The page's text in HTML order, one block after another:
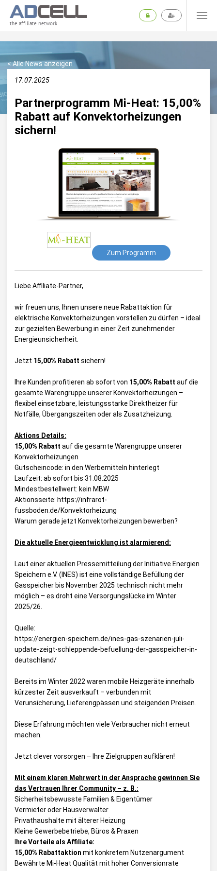
the affiliate network
< Alle News anzeigen
17.07.2025
Partnerprogramm Mi-Heat: 15,00%
Rabatt auf Konvektorheizungen
sichern!
Zum Programm
Liebe Affiliate-Partner,
wir freuen uns, Ihnen unsere neue Rabattaktion für
elektrische Konvektorheizungen vorstellen zu dürfen – ideal
zur gezielten Bewerbung in einer Zeit zunehmender
Energieunsicherheit.
Jetzt 15,00% Rabatt sichern!
Ihre Kunden profitieren ab sofort von 15,00% Rabatt auf die
gesamte Warengruppe unserer Konvektorheizungen –
flexibel einsetzbare, leistungsstarke Direktheizer für
Notfälle, Übergangszeiten oder als Zusatzheizung.
Aktions Details:
15,00% Rabatt auf die gesamte Warengruppe unserer
Konvektorheizungen
Gutscheincode: in den Werbemitteln hinterlegt
Laufzeit: ab sofort bis 31.08.2025
Mindestbestellwert: kein MBW
Aktionsseite: https://infrarot-
fussboden.de/Konvektorheizung
Warum gerade jetzt Konvektorheizungen bewerben?
Die aktuelle Energieentwicklung ist alarmierend:
Laut einer aktuellen Pressemitteilung der Initiative Energien
Speichern e.V. (INES) ist eine vollständige Befüllung der
Gasspeicher bis November 2025 technisch nicht mehr
möglich – es droht eine Versorgungslücke im Winter
2025/26.
Quelle:
https://energien-speichern.de/ines-gas-szenarien-juli-
update-zeigt-schleppende-befuellung-der-gasspeicher-in-
deutschland/
Bereits im Winter 2022 waren mobile Heizgeräte innerhalb
kürzester Zeit ausverkauft – verbunden mit
Verunsicherung, Lieferengpässen und steigenden Preisen.
Diese Erfahrung möchten viele Verbraucher nicht erneut
machen.
Jetzt clever vorsorgen – Ihre Zielgruppen aufklären!
Mit einem klaren Mehrwert in der Ansprache gewinnen Sie
das Vertrauen Ihrer Community – z. B.:
Sicherheitsbewusste Familien & Eigentümer
Vermieter oder Hausverwalter
Privathaushalte mit älterer Heizung
Kleine Gewerbebetriebe, Büros & Praxen
hre Vorteile als Affiliate:
15,00% Rabattaktion mit konkretem Nutzenargument
Bewährte Mi-Heat Qualität mit hoher Conversionrate